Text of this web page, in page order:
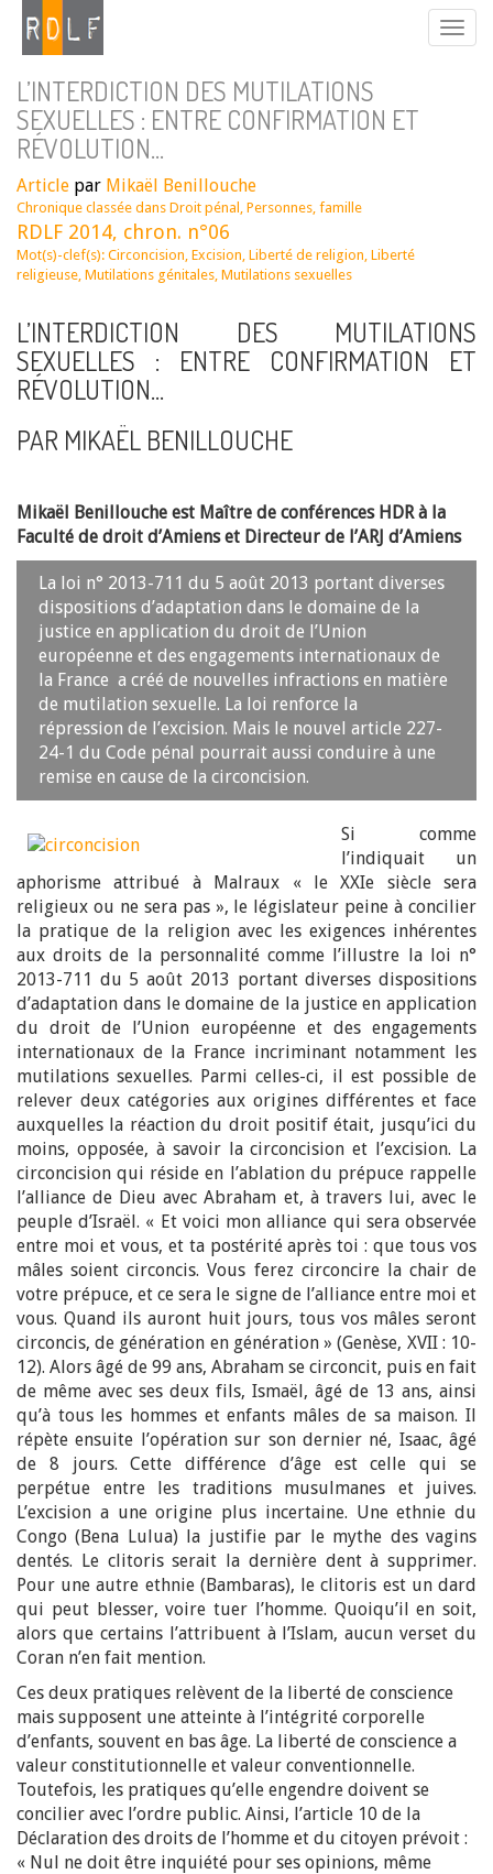
L’INTERDICTION DES MUTILATIONS
SEXUELLES : ENTRE CONFIRMATION ET
RÉVOLUTION…
Article par Mikaël Benillouche
Chronique classée dans Droit pénal , Personnes, famille
RDLF 2014, chron. n°06
Mot(s)-clef(s): Circoncision, Excision, Liberté de religion, Liberté
religieuse, Mutilations génitales, Mutilations sexuelles
L’INTERDICTION DES MUTILATIONS
SEXUELLES : ENTRE CONFIRMATION ET
RÉVOLUTION…
PAR MIKAËL BENILLOUCHE
Mikaël Benillouche est Maître de conférences HDR à la
Faculté de droit d’Amiens et Directeur de l’ARJ d’Amiens
La loi n° 2013-711 du 5 août 2013 portant diverses
dispositions d’adaptation dans le domaine de la
justice en application du droit de l’Union
européenne et des engagements internationaux de
la France a créé de nouvelles infractions en matière
de mutilation sexuelle. La loi renforce la
répression de l’excision. Mais le nouvel article 227-
24-1 du Code pénal pourrait aussi conduire à une
remise en cause de la circoncision.
Si comme
l’indiquait un
aphorisme attribué à Malraux « le XXIe siècle sera
religieux ou ne sera pas », le législateur peine à concilier
la pratique de la religion avec les exigences inhérentes
aux droits de la personnalité comme l’illustre la loi n°
2013-711 du 5 août 2013 portant diverses dispositions
d’adaptation dans le domaine de la justice en application
du droit de l’Union européenne et des engagements
internationaux de la France incriminant notamment les
mutilations sexuelles. Parmi celles-ci, il est possible de
relever deux catégories aux origines différentes et face
auxquelles la réaction du droit positif était, jusqu’ici du
moins, opposée, à savoir la circoncision et l’excision. La
circoncision qui réside en l’ablation du prépuce rappelle
l’alliance de Dieu avec Abraham et, à travers lui, avec le
peuple d’Israël. « Et voici mon alliance qui sera observée
entre moi et vous, et ta postérité après toi : que tous vos
mâles soient circoncis. Vous ferez circoncire la chair de
votre prépuce, et ce sera le signe de l’alliance entre moi et
vous. Quand ils auront huit jours, tous vos mâles seront
circoncis, de génération en génération » (Genèse, XVII : 10-
12). Alors âgé de 99 ans, Abraham se circoncit, puis en fait
de même avec ses deux fils, Ismaël, âgé de 13 ans, ainsi
qu’à tous les hommes et enfants mâles de sa maison. Il
répète ensuite l’opération sur son dernier né, Isaac, âgé
de 8 jours. Cette différence d’âge est celle qui se
perpétue entre les traditions musulmanes et juives.
L’excision a une origine plus incertaine. Une ethnie du
Congo (Bena Lulua) la justifie par le mythe des vagins
dentés. Le clitoris serait la dernière dent à supprimer.
Pour une autre ethnie (Bambaras), le clitoris est un dard
qui peut blesser, voire tuer l’homme. Quoiqu’il en soit,
alors que certains l’attribuent à l’Islam, aucun verset du
Coran n’en fait mention.
Ces deux pratiques relèvent de la liberté de conscience
mais supposent une atteinte à l’intégrité corporelle
d’enfants, souvent en bas âge. La liberté de conscience a
valeur constitutionnelle et valeur conventionnelle.
Toutefois, les pratiques qu’elle engendre doivent se
concilier avec l’ordre public. Ainsi, l’article 10 de la
Déclaration des droits de l’homme et du citoyen prévoit :
« Nul ne doit être inquiété pour ses opinions, même